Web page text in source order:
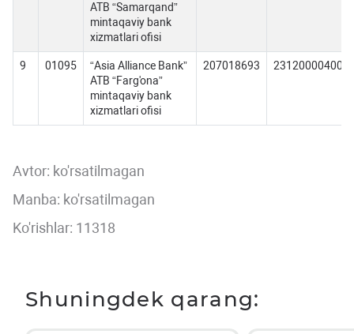
ATB “Samarqand”
mintaqaviy bank
xizmatlari ofisi
9 01095
“Asia Alliance Bank”
ATB “Farg'ona”
mintaqaviy bank
xizmatlari ofisi
207018693
Avtor: ko'rsatilmagan
Manba: ko'rsatilmagan
Ko'rishlar: 11318
Shuningdek qarang: